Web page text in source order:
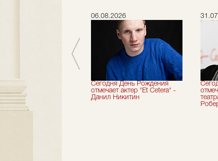
сезон!
06.08.2026
Сегодня День Рождения
отмечает актер "Et Cetera" -
Данил Никитин